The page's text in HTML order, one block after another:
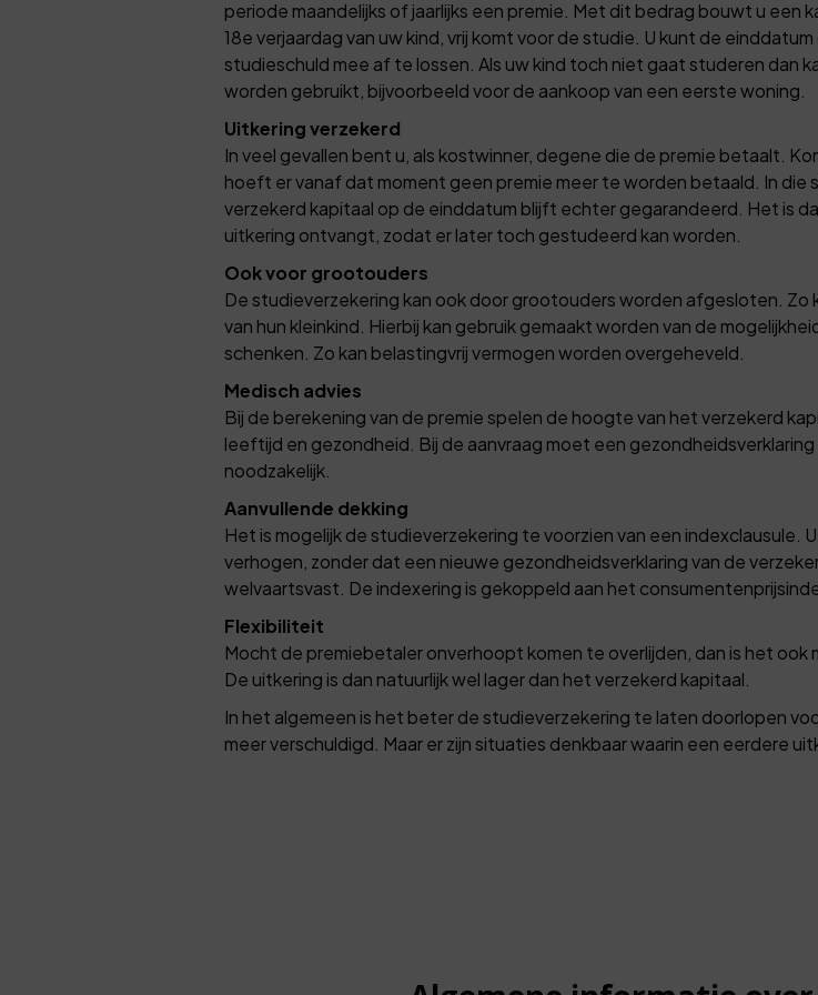
periode maandelijks of jaarlijks een premie. Met dit bedrag bouwt u een
18e verjaardag van uw kind, vrij komt voor de studie. U kunt de
studieschuld mee af te lossen. Als uw kind toch niet gaat studeren dan
worden gebruikt, bijvoorbeeld voor de aankoop van een eerste woning.
Uitkering verzekerd
In veel gevallen bent u, als kostwinner, degene die de premie betaalt.
hoeft er vanaf dat moment geen premie meer te worden betaald. In die
verzekerd kapitaal op de einddatum blijft echter gegarandeerd. Het is
uitkering ontvangt, zodat er later toch gestudeerd kan worden.
Ook voor grootouders
De studieverzekering kan ook door grootouders worden afgesloten.
van hun kleinkind. Hierbij kan gebruik gemaakt worden van de
schenken. Zo kan belastingvrij vermogen worden overgeheveld.
Medisch advies
Bij de berekening van de premie spelen de hoogte van het verzekerd
leeftijd en gezondheid. Bij de aanvraag moet een
noodzakelijk.
Aanvullende dekking
Het is mogelijk de studieverzekering te voorzien van een indexclausule.
verhogen, zonder dat een nieuwe gezondheidsverklaring van de
welvaartsvast. De indexering is gekoppeld aan het
Flexibiliteit
Mocht de premiebetaler onverhoopt komen te overlijden, dan is het
De uitkering is dan natuurlijk wel lager dan het verzekerd kapitaal.
In het algemeen is het beter de studieverzekering te laten doorlopen
meer verschuldigd. Maar er zijn situaties denkbaar waarin een eerdere